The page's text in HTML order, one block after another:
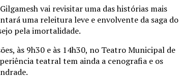
vai revisitar uma das histórias mais
uma releitura leve e envolvente da saga do
pela imortalidade.
às 9h30 e às 14h30, no Teatro Municipal de
teatral tem ainda a cenografia e os